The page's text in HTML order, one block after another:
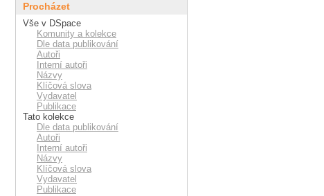
Procházet
Vše v DSpace
Komunity a kolekce
Dle data publikování
Autoři
Interní autoři
Názvy
Klíčová slova
Vydavatel
Publikace
Tato kolekce
Dle data publikování
Autoři
Interní autoři
Názvy
Klíčová slova
Vydavatel
Publikace